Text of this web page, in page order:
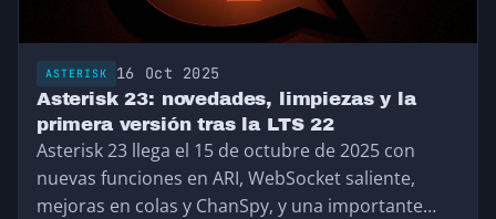
ASTERISK 16 Oct 2025
Asterisk 23: novedades, limpiezas y la
primera versión tras la LTS 22
Asterisk 23 llega el 15 de octubre de 2025 con
nuevas funciones en ARI, WebSocket saliente,
mejoras en colas y ChanSpy, y una importante